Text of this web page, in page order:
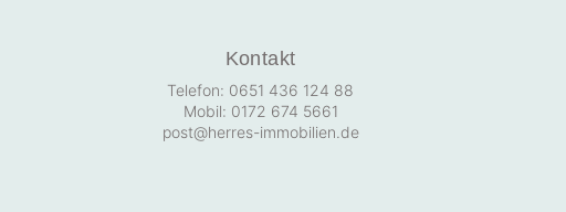
Kontakt
Telefon: 0651 436 124 88
Mobil: 0172 674 5661
post@herres-immobilien.de